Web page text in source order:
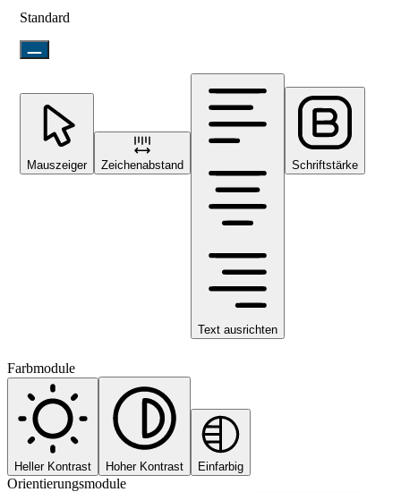
Standard
Mauszeiger Zeichenabstand
Text ausrichten
Schriftstärke
Farbmodule
Heller Kontrast Hoher Kontrast Einfarbig
Orientierungsmodule